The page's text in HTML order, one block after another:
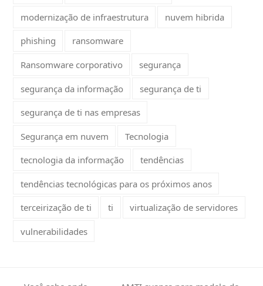
modernização de infraestrutura nuvem hibrida
phishing ransomware
Ransomware corporativo segurança
segurança da informação segurança de ti
segurança de ti nas empresas
Segurança em nuvem Tecnologia
tecnologia da informação tendências
tendências tecnológicas para os próximos anos
terceirização de ti ti virtualização de servidores
vulnerabilidades